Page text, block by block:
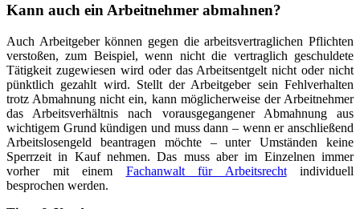
Kann auch ein Arbeitnehmer abmahnen?
Auch Arbeitgeber können gegen die arbeitsvertraglichen Pflichten
verstoßen, zum Beispiel, wenn nicht die vertraglich geschuldete
Tätigkeit zugewiesen wird oder das Arbeitsentgelt nicht oder nicht
pünktlich gezahlt wird. Stellt der Arbeitgeber sein Fehlverhalten
trotz Abmahnung nicht ein, kann möglicherweise der Arbeitnehmer
das Arbeitsverhältnis nach vorausgegangener Abmahnung aus
wichtigem Grund kündigen und muss dann – wenn er anschließend
Arbeitslosengeld beantragen möchte – unter Umständen keine
Sperrzeit in Kauf nehmen. Das muss aber im Einzelnen immer
vorher mit einem Fachanwalt für Arbeitsrechtindividuell
besprochen werden.